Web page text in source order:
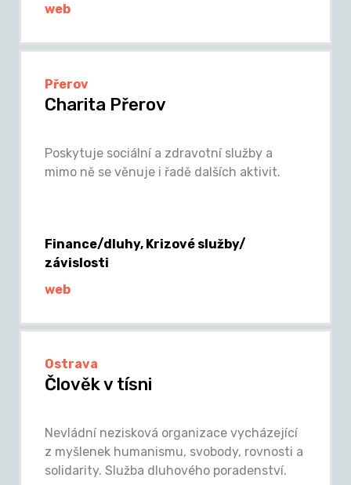
web
Přerov
Charita Přerov
Poskytuje sociální a zdravotní služby a
mimo ně se věnuje i řadě dalších aktivit.
Finance/dluhy, Krizové služby/
závislosti
web
Ostrava
Člověk v tísni
Nevládní nezisková organizace vycházející
z myšlenek humanismu, svobody, rovnosti a
solidarity. Služba dluhového poradenství.